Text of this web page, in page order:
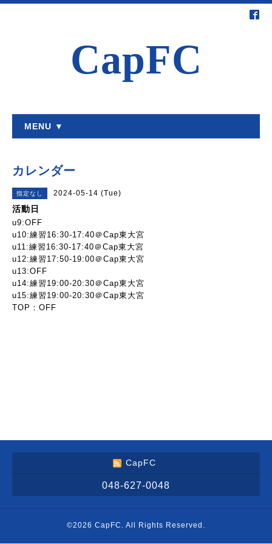
CapFC
MENU ▼
カレンダー
指定なし 2024-05-14 (Tue)
活動日
u9:OFF
u10:練習16:30-17:40＠Cap東大宮
u11:練習16:30-17:40＠Cap東大宮
u12:練習17:50-19:00＠Cap東大宮
u13:OFF
u14:練習19:00-20:30＠Cap東大宮
u15:練習19:00-20:30＠Cap東大宮
TOP：OFF
CapFC
048-627-0048
©2026 CapFC . All Rights Reserved.